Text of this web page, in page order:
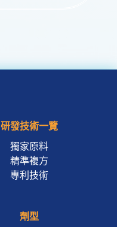
研發技術一覽
獨家原料
精準複方
專利技術
劑型